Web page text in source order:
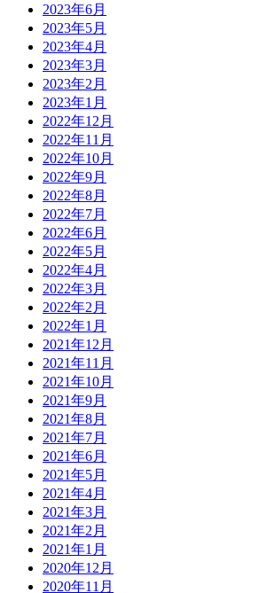
2023年6月
2023年5月
2023年4月
2023年3月
2023年2月
2023年1月
2022年12月
2022年11月
2022年10月
2022年9月
2022年8月
2022年7月
2022年6月
2022年5月
2022年4月
2022年3月
2022年2月
2022年1月
2021年12月
2021年11月
2021年10月
2021年9月
2021年8月
2021年7月
2021年6月
2021年5月
2021年4月
2021年3月
2021年2月
2021年1月
2020年12月
2020年11月